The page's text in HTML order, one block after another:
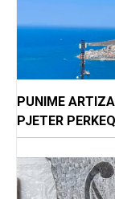
PUNIME
PJETER